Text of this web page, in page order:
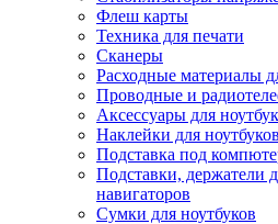
Флеш карты
Техника для печати
Сканеры
Расходные материалы
Проводные и
Аксессуары для
Наклейки для ноутбуков
Подставка под
Подставки, держатели
навигаторов
Сумки для ноутбуков